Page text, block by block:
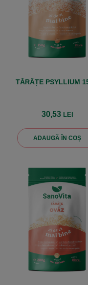
TĂRÂȚE PSYLLIUM
30,53 LEI
ADAUGĂ ÎN COȘ